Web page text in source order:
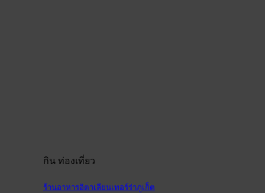
กิน ท่องเที่ยว
ร้านอาหารอิตาเลียนเทอร์ร่าภูเก็ต